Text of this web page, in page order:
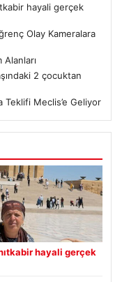
hayali gerçek
Olay Kameralara
2 çocuktan
Meclis’e Geliyor
hayali gerçek